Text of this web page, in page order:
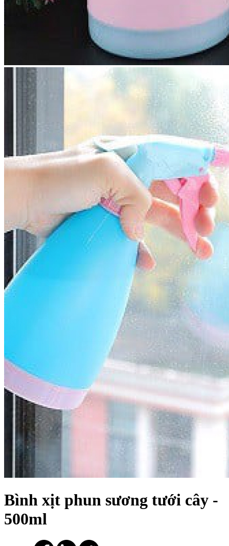
Bình xịt phun sương tưới cây -
500ml